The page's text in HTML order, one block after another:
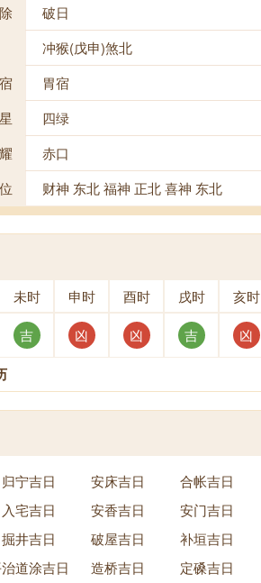
破日
冲猴(戊申)煞北
胃宿
四绿
赤口
财神 东北 福神 正北 喜神 东北
未时 申时 酉时 戌时 亥时
吉 凶 凶 吉 凶
归宁吉日 安床吉日
合帐吉日
入宅吉日 安香吉日
安门吉日
掘井吉日 破屋吉日
补垣吉日
道涂吉日 造桥吉日
定磉吉日